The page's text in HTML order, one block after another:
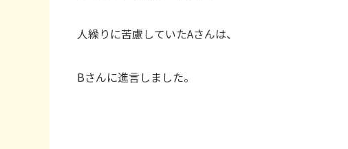
人繰りに苦慮していたAさんは、
Bさんに進言しました。